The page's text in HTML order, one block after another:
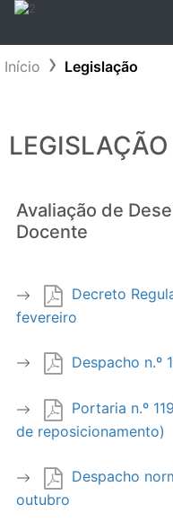
Início Legislação
LEGISLAÇÃO
Avaliação de
Docente
Decreto
fevereiro
Despacho n.º
Portaria n.º
de reposicionamento)
Despacho
outubro